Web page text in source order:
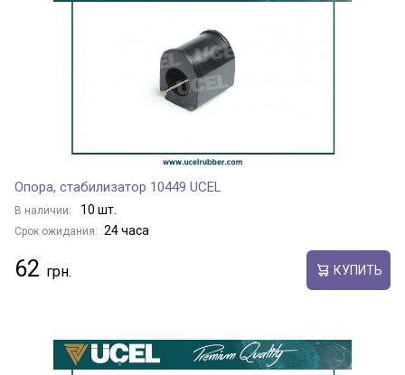
Опора, стабилизатор 10449 UCEL
В наличии: 10 шт.
Срок ожидания: 24 часа
62 КУПИТЬ